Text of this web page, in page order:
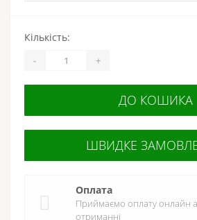
Кількість:
- +
ДО КОШИКА
ШВИДКЕ
Оплата
Приймаємо оплату онлайн
отриманні